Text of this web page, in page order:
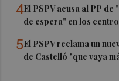
4El PSPV acusa al PP de
de espera" en los
5El PSPV reclama un
de Castelló "que vaya